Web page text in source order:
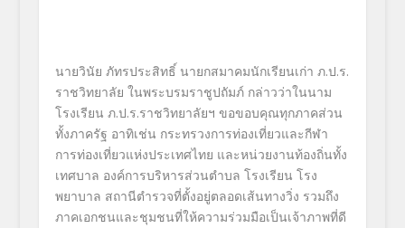
นายวินัย ภัทรประสิทธิ์ นายกสมาคมนักเรียนเก่า ภ.ป.ร.
ราชวิทยาลัย ในพระบรมราชูปถัมภ์ กล่าวว่าในนาม
โรงเรียน ภ.ป.ร.ราชวิทยาลัยฯ ขอขอบคุณทุกภาคส่วน
ทั้งภาครัฐ อาทิเช่น กระทรวงการท่องเที่ยวและกีฬา
การท่องเที่ยวแห่งประเทศไทย และหน่วยงานท้องถิ่นทั้ง
เทศบาล องค์การบริหารส่วนตำบล โรงเรียน โรง
พยาบาล สถานีตำรวจที่ตั้งอยู่ตลอดเส้นทางวิ่ง รวมถึง
ภาคเอกชนและชุมชนที่ให้ความร่วมมือเป็นเจ้าภาพที่ดี